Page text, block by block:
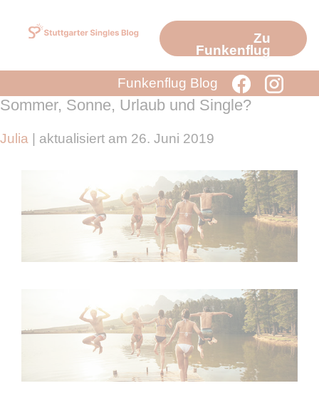
Inhalt
Zu
Funkenflug
Funkenflug Blog
Sommer, Sonne, Urlaub und Single?
Julia | aktualisiert am 26. Juni 2019